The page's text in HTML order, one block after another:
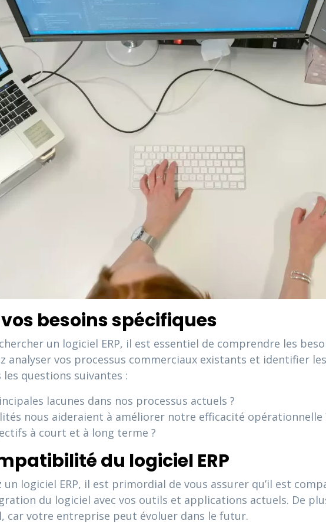
besoins spécifiques
un logiciel ERP, il est essentiel de comprendre les
analyser vos processus commerciaux existants et identifier
les questions suivantes :
lacunes dans nos processus actuels ?
nous aideraient à améliorer notre efficacité opérationnelle
à court et à long terme ?
du logiciel ERP
un logiciel ERP, il est primordial de vous assurer qu’il est
du logiciel avec vos outils et applications actuels. De
car votre entreprise peut évoluer dans le futur.